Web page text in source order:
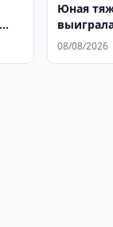
Юная
Азии
08/08/2026